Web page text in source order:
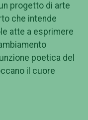
progetto di arte
che intende
atte a esprimere
poetica del
il cuore